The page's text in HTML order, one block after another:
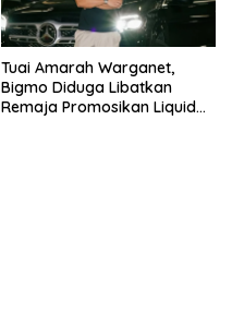
Tuai Amarah Warganet,
Bigmo Diduga Libatkan
Remaja Promosikan Liquid